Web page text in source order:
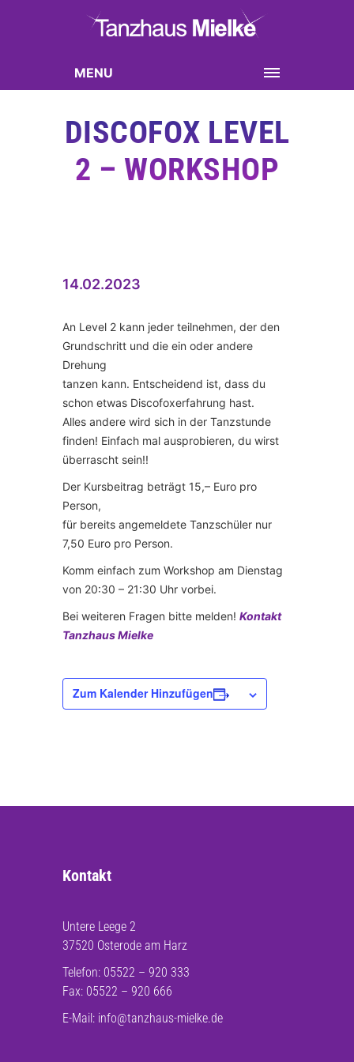
MENU
DISCOFOX LEVEL
2 – WORKSHOP
14.02.2023
An Level 2 kann jeder teilnehmen, der den
Grundschritt und die ein oder andere
Drehung
tanzen kann. Entscheidend ist, dass du
schon etwas Discofoxerfahrung hast.
Alles andere wird sich in der Tanzstunde
finden! Einfach mal ausprobieren, du wirst
überrascht sein!!
Der Kursbeitrag beträgt 15,– Euro pro
Person,
für bereits angemeldete Tanzschüler nur
7,50 Euro pro Person.
Komm einfach zum Workshop am Dienstag
von 20:30 – 21:30 Uhr vorbei.
Bei weiteren Fragen bitte melden! Kontakt
Tanzhaus Mielke
Zum Kalender Hinzufügen
Kontakt
Untere Leege 2
37520 Osterode am Harz
Telefon: 05522 – 920 333
Fax: 05522 – 920 666
E-Mail: info@tanzhaus-mielke.de